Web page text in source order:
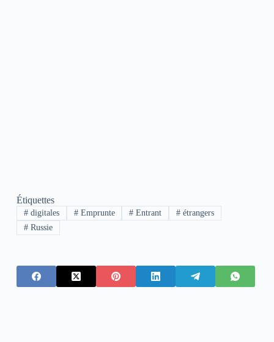
Étiquettes
#digitales #Emprunte # Entrant # étrangers
#Russie